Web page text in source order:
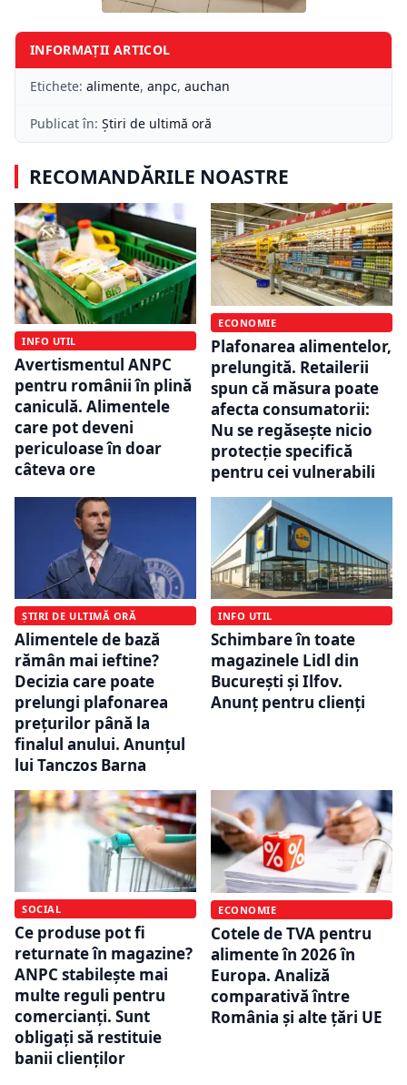
INFORMAȚII ARTICOL
Etichete: alimente, anpc, auchan
Publicat în: Știri de ultimă oră
RECOMANDĂRILE NOASTRE
INFO UTIL
Avertismentul ANPC
pentru românii în plină
caniculă. Alimentele
care pot deveni
periculoase în doar
câteva ore
ECONOMIE
Plafonarea alimentelor,
prelungită. Retailerii
spun că măsura poate
afecta consumatorii:
Nu se regăseşte nicio
protecţie specifică
pentru cei vulnerabili
ȘTIRI DE ULTIMĂ ORĂ
Alimentele de bază
rămân mai ieftine?
Decizia care poate
prelungi plafonarea
prețurilor până la
finalul anului. Anunțul
lui Tanczos Barna
INFO UTIL
Schimbare în toate
magazinele Lidl din
București și Ilfov.
Anunț pentru clienți
SOCIAL
Ce produse pot fi
returnate în magazine?
ANPC stabilește mai
multe reguli pentru
comercianți. Sunt
obligați să restituie
banii clienților
ECONOMIE
Cotele de TVA pentru
alimente în 2026 în
Europa. Analiză
comparativă între
România și alte țări UE